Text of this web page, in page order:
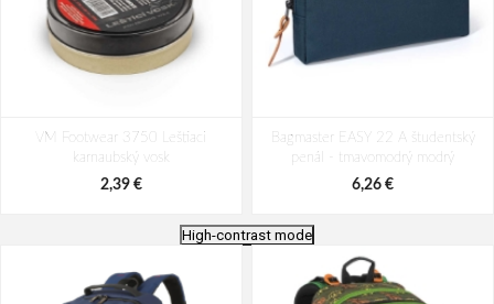
VM Footwear 3750 Leštiaci
karnaubský vosk
2,39 €
Bagmaster EASY 22 A študentský
penál - tmavomodrý modrý
6,26 €
High-contrast mode